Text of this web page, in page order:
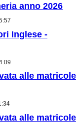
anno 2026
Inglese -
alle matricole
alle matricole